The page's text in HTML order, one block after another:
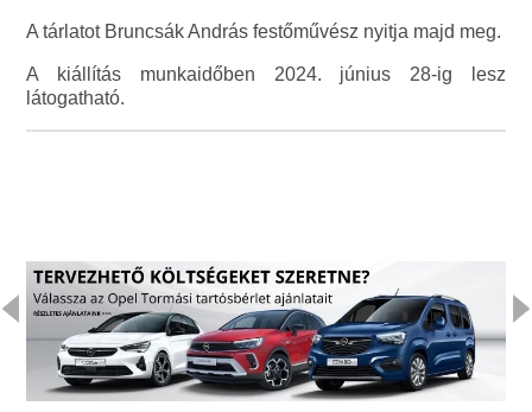
A tárlatot Bruncsák András festőművész nyitja majd meg.
A kiállítás munkaidőben 2024. június 28-ig lesz
látogatható.